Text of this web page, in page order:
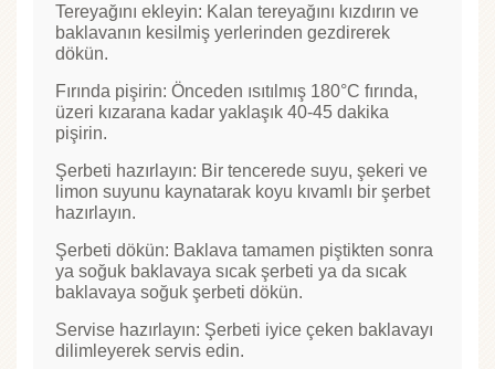
Tereyağını ekleyin: Kalan tereyağını kızdırın ve
baklavanın kesilmiş yerlerinden gezdirerek
dökün.
Fırında pişirin: Önceden ısıtılmış 180°C fırında,
üzeri kızarana kadar yaklaşık 40-45 dakika
pişirin.
Şerbeti hazırlayın: Bir tencerede suyu, şekeri ve
limon suyunu kaynatarak koyu kıvamlı bir şerbet
hazırlayın.
Şerbeti dökün: Baklava tamamen piştikten sonra
ya soğuk baklavaya sıcak şerbeti ya da sıcak
baklavaya soğuk şerbeti dökün.
Servise hazırlayın: Şerbeti iyice çeken baklavayı
dilimleyerek servis edin.